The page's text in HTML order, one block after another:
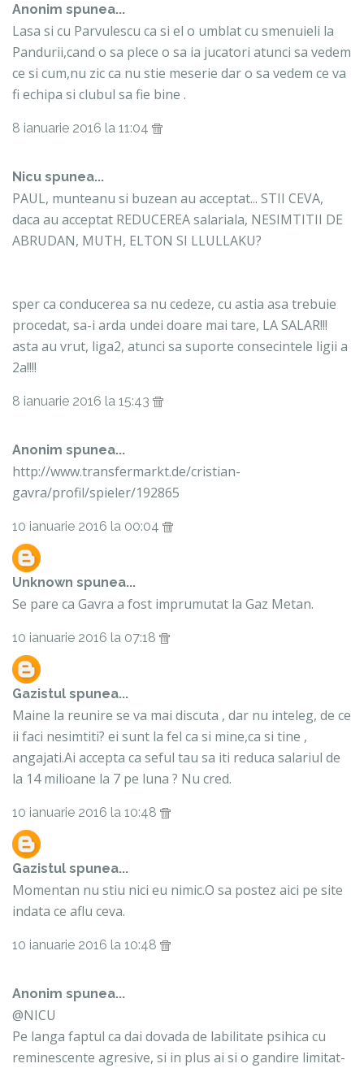
Anonim spunea...
Lasa si cu Parvulescu ca si el o umblat cu smenuieli la
Pandurii,cand o sa plece o sa ia jucatori atunci sa vedem
ce si cum,nu zic ca nu stie meserie dar o sa vedem ce va
fi echipa si clubul sa fie bine .
8 ianuarie 2016 la 11:04
Nicu spunea...
PAUL, munteanu si buzean au acceptat... STII CEVA,
daca au acceptat REDUCEREA salariala, NESIMTITII DE
ABRUDAN, MUTH, ELTON SI LLULLAKU?
sper ca conducerea sa nu cedeze, cu astia asa trebuie
procedat, sa-i arda undei doare mai tare, LA SALAR!!!
asta au vrut, liga2, atunci sa suporte consecintele ligii a
2a!!!!
8 ianuarie 2016 la 15:43
Anonim spunea...
http://www.transfermarkt.de/cristian-
gavra/profil/spieler/192865
10 ianuarie 2016 la 00:04
Unknown spunea...
Se pare ca Gavra a fost imprumutat la Gaz Metan.
10 ianuarie 2016 la 07:18
Gazistul spunea...
Maine la reunire se va mai discuta , dar nu inteleg, de ce
ii faci nesimtiti? ei sunt la fel ca si mine,ca si tine ,
angajati.Ai accepta ca seful tau sa iti reduca salariul de
la 14 milioane la 7 pe luna ? Nu cred.
10 ianuarie 2016 la 10:48
Gazistul spunea...
Momentan nu stiu nici eu nimic.O sa postez aici pe site
indata ce aflu ceva.
10 ianuarie 2016 la 10:48
Anonim spunea...
@NICU
Pe langa faptul ca dai dovada de labilitate psihica cu
reminescente agresive, si in plus ai si o gandire limitat-